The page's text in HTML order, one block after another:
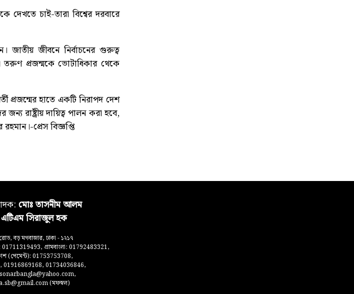
চাই-তারা বিশ্বের দরবারে
জাতীয় জীবনে নির্বাচনের গুরুত্ব
প্রজন্মকে ভোটাধিকার থেকে
হাতে একটি নিরাপদ দেশ
রাষ্ট্রীয় দায়িত্ব পালন করা হবে,
প্রেস বিজ্ঞপ্তি
মোঃ তাসনীম আলম
এটিএম সিরাজুল হক
বড় মগবাজার, ঢাকা - ১২১৭
01711319493, গ্রামবাংলা: 01792483321,
(পেমেন্ট): 01753753708,
01916869168, 01734036846,
(মফস্বল)